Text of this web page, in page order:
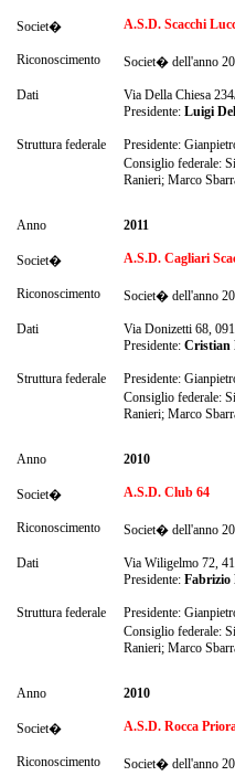
Societ� A.S.D. Scacchi
Riconoscimento Societ� dell'anno
Dati
Via Della Chiesa
Presidente: Luigi
Struttura federale
Presidente:
Consiglio federale:
Ranieri; Marco
Anno 2011
Societ� A.S.D. Cagliari
Riconoscimento Societ� dell'anno
Dati
Via Donizetti 68,
Presidente: Cristian
Struttura federale
Presidente:
Consiglio federale:
Ranieri; Marco
Anno 2010
Societ� A.S.D. Club 64
Riconoscimento Societ� dell'anno
Dati
Via Wiligelmo 72,
Presidente: Fabrizio
Struttura federale
Presidente:
Consiglio federale:
Ranieri; Marco
Anno 2010
Societ� A.S.D. Rocca
Riconoscimento Societ� dell'anno